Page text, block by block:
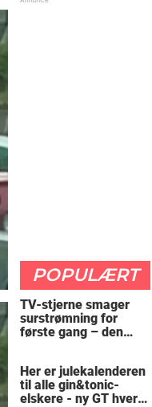
POPULÆRT
TV-stjerne smager
surstrømning for
første gang – den
skrige af grin
Her er julekalenderen
til alle gin&tonic-
elskere - ny GT hver